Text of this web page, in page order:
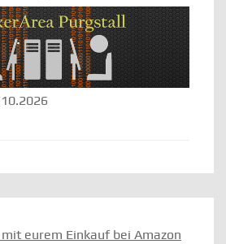
eurem Einkauf bei Amazon